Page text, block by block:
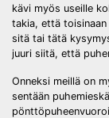
kävi myös useille
takia, että
sitä tai tätä
juuri siitä, että
Onneksi meillä on
sentään